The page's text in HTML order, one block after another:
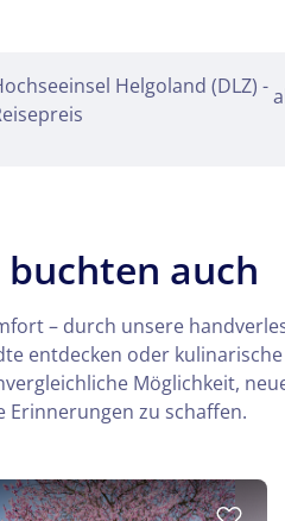
Link kopieren
Helgoland (DLZ) -
buchten auch
– durch unsere
entdecken oder
Möglichkeit,
Erinnerungen zu schaffen.